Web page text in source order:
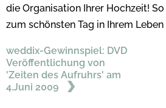
die Organisation Ihrer Hochzeit!
zum schönsten Tag in Ihrem Leben
weddix-Gewinnspiel: DVD
Veröffentlichung von
'Zeiten des Aufruhrs' am
4.Juni 2009